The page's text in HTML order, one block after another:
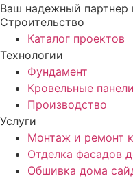
Ваш надежный партнер
Строительство
Каталог проектов
Технологии
Фундамент
Кровельные панели
Производство
Услуги
Монтаж и ремонт
Отделка фасадов
Обшивка дома